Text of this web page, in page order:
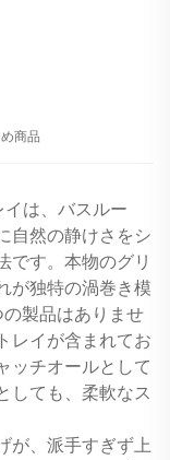
商品
は、バスルー
自然の静けさをシ
です。本物のグリ
が独特の渦巻き模
製品はありませ
レイが含まれてお
ッチオールとして
しても、柔軟なス
が、派手すぎず上